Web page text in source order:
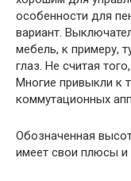
особенности для
вариант.
мебель, к примеру,
глаз. Не считая
Многие привыкли к
коммутационных
Обозначенная
имеет свои плюсы и